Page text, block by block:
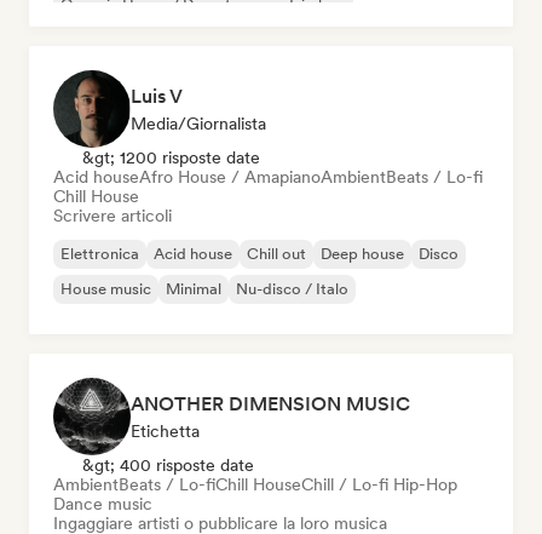
Organic House / Downtempo Trip hop
Luis V
Media/Giornalista
&gt; 1200 risposte date
Acid houseAfro House / AmapianoAmbientBeats / Lo-fi
Chill House
Scrivere articoli
Elettronica Acid house Chill out Deep house
Disco
House music
Minimal Nu-disco / Italo
ANOTHER DIMENSION MUSIC
Etichetta
&gt; 400 risposte date
AmbientBeats / Lo-fiChill HouseChill / Lo-fi Hip-Hop
Dance music
Ingaggiare artisti o pubblicare la loro musica